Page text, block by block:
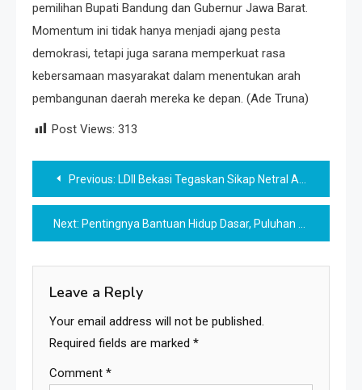
pemilihan Bupati Bandung dan Gubernur Jawa Barat.
Momentum ini tidak hanya menjadi ajang pesta
demokrasi, tetapi juga sarana memperkuat rasa
kebersamaan masyarakat dalam menentukan arah
pembangunan daerah mereka ke depan. (Ade Truna)
Post Views: 313
Post
navigation
Previous: LDII Bekasi Tegaskan Sikap Netral Aktif dalam Pilkada
Next: Pentingnya Bantuan Hidup Dasar, Puluhan Santri Ponpes LDII Klaten Ikuti Webinar FKKI
Leave a Reply
Your email address will not be published.
Required fields are marked *
Comment *